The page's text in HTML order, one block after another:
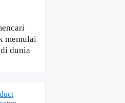
memulai
dunia